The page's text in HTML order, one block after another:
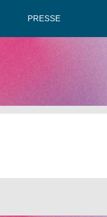
PRESSE